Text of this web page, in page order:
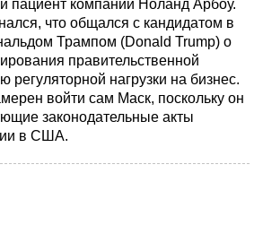
пациент компании Ноланд Арбоу.
что общался с кандидатом в
Трампом (Donald Trump) о
правительственной
регуляторной нагрузки на бизнес.
войти сам Маск, поскольку он
законодательные акты
в США.